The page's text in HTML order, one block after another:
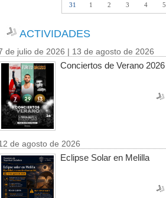
31
1 2 3 4 5
ACTIVIDADES
de julio de 2026 | 13 de agosto de 2026
Conciertos de Verano 2026
de agosto de 2026
Eclipse Solar en Melilla